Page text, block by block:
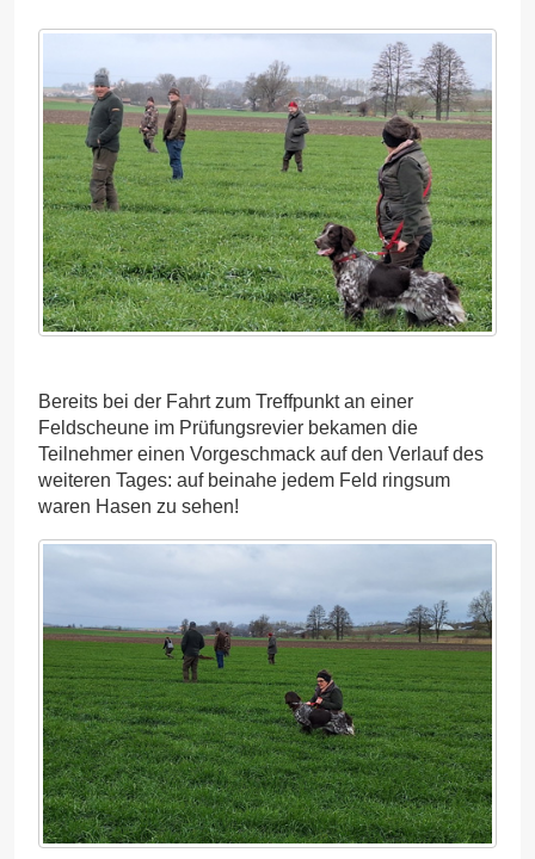
Bereits bei der Fahrt zum Treffpunkt an einer
Feldscheune im Prüfungsrevier bekamen die
Teilnehmer einen Vorgeschmack auf den Verlauf des
weiteren Tages: auf beinahe jedem Feld ringsum
waren Hasen zu sehen!